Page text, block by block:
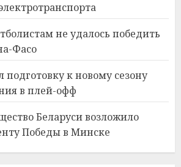
не удалось победить
Фасо
к новому сезону
в плей-офф
Беларуси возложило
Победы в Минске